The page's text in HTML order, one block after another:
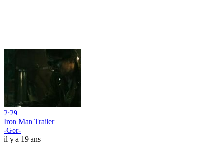
2:29
Iron Man Trailer
-Gor-
il y a 19 ans